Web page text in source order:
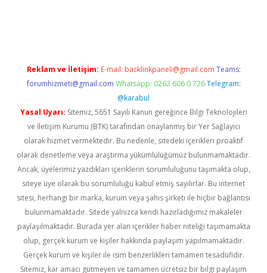
Reklam ve İletişim: E-mail: backlinkpaneli@gmail.com Teams:
forumhizmeti@gmail.com Whatsapp: 0262 606 0 726 Telegram:
@karabul
Yasal Uyarı: Sitemiz, 5651 Sayılı Kanun gereğince Bilgi Teknolojileri
ve İletişim Kurumu (BTK) tarafından onaylanmış bir Yer Sağlayıcı
olarak hizmet vermektedir. Bu nedenle, sitedeki içerikleri proaktif
olarak denetleme veya araştırma yükümlülüğümüz bulunmamaktadır.
Ancak, üyelerimiz yazdıkları içeriklerin sorumluluğunu taşımakta olup,
siteye üye olarak bu sorumluluğu kabul etmiş sayılırlar. Bu internet
sitesi, herhangi bir marka, kurum veya şahıs şirketi ile hiçbir bağlantısı
bulunmamaktadır. Sitede yalnızca kendi hazırladığımız makaleler
paylaşılmaktadır. Burada yer alan içerikler haber niteliği taşımamakta
olup, gerçek kurum ve kişiler hakkında paylaşım yapılmamaktadır.
Gerçek kurum ve kişiler ile isim benzerlikleri tamamen tesadüfidir.
Sitemiz, kar amacı gütmeyen ve tamamen ücretsiz bir bilgi paylaşım